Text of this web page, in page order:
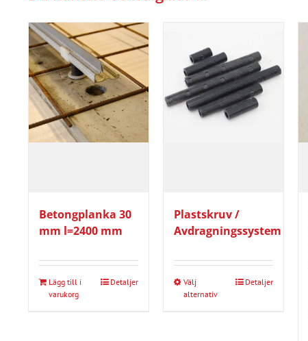
Betongplanka 30
mm l=2400 mm
Lägg till i
varukorg
Detaljer
Plastskruv /
Avdragningssystem
Välj
alternativ
Den Detaljer